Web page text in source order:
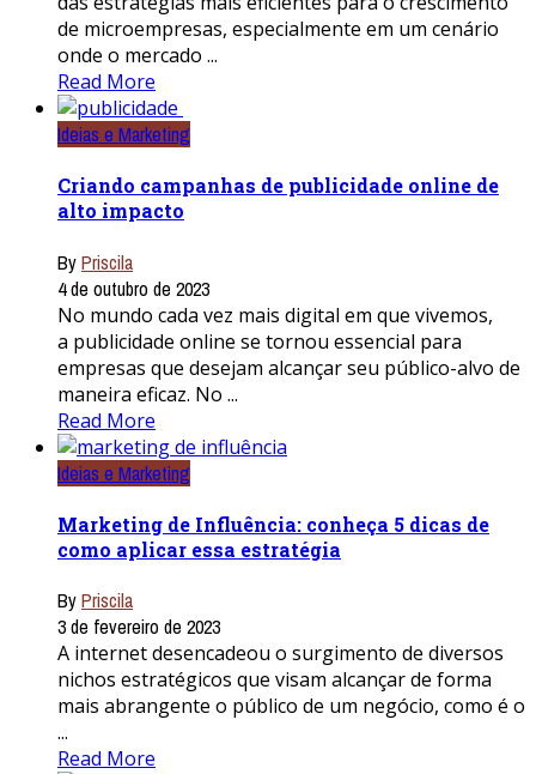
de microempresas, especialmente em um cenário
onde o mercado ...
Read More
Ideias e Marketing
Criando campanhas de publicidade online de
alto impacto
ByPriscila
4 de outubro de 2023
No mundo cada vez mais digital em que vivemos,
a publicidade online se tornou essencial para
empresas que desejam alcançar seu público-alvo de
maneira eficaz. No ...
Read More
Ideias e Marketing
Marketing de Influência: conheça 5 dicas de
como aplicar essa estratégia
ByPriscila
3 de fevereiro de 2023
A internet desencadeou o surgimento de diversos
nichos estratégicos que visam alcançar de forma
mais abrangente o público de um negócio, como é o
...
Read More